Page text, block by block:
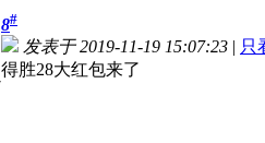
8#
发表于 2019-11-19 15:07:23 | 只
得胜28大红包来了